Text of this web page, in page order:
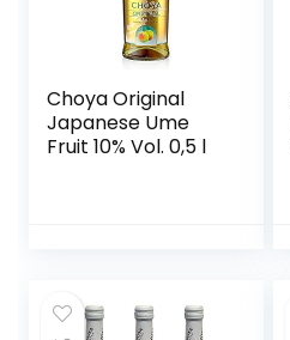
Choya Original
Japanese Ume
Fruit 10% Vol. 0,5 l